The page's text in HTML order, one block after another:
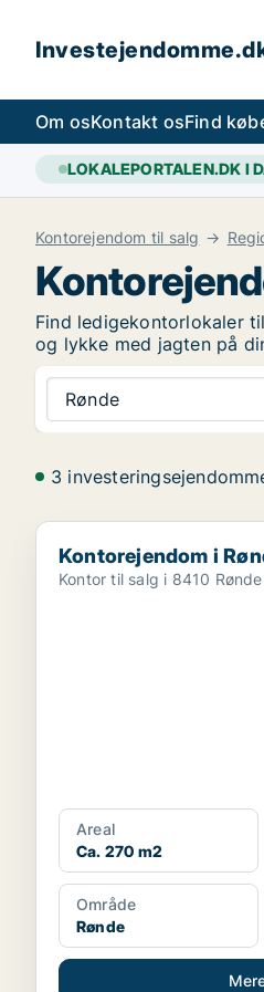
Om osKontakt osFind
LOKALEPORTALEN.DK I
Kontorejendom til salg
Find ledigekontorlokaler
og lykke med jagten på
Rønde
3
Kontorejendom i Rønde
Kontorejendom i
Kontor til salg i 8410 Rønde
Areal
Ca. 270 m2
Område
Rønde